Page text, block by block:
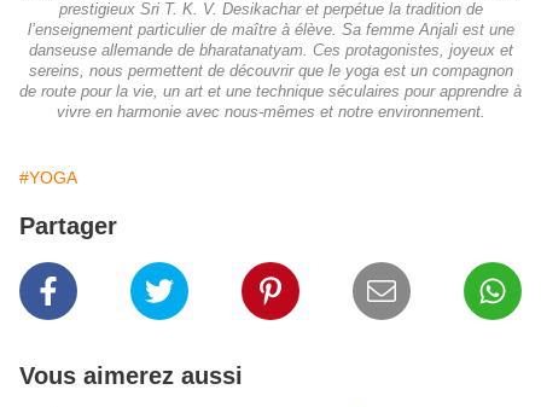
prestigieux Sri T. K. V. Desikachar et perpétue la tradition de
l’enseignement particulier de maître à élève. Sa femme Anjali est une
danseuse allemande de bharatanatyam. Ces protagonistes, joyeux et
sereins, nous permettent de découvrir que le yoga est un compagnon
de route pour la vie, un art et une technique séculaires pour apprendre à
vivre en harmonie avec nous-mêmes et notre environnement.
#YOGA
Partager
Vous aimerez aussi